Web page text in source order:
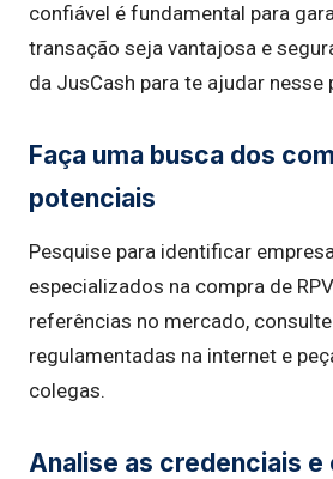
confiável é fundamental para
transação seja vantajosa e
da JusCash para te ajudar nesse
Faça uma busca dos
potenciais
Pesquise para identificar
especializados na compra de
referências no mercado,
regulamentadas na internet e
colegas.
Analise as credenciais